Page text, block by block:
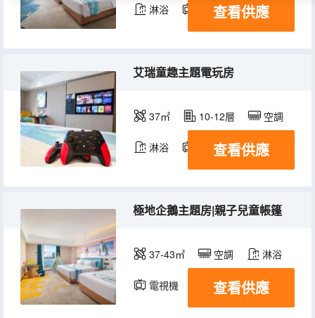
淋浴 電視機 冰箱
查看供應
艾瑞童趣主題電玩房
37㎡ 10-12層 空調
淋浴 電視機 冰箱
查看供應
極地企鵝主題房|親子兒童帳篷
37-43㎡ 空調 淋浴
電視機 查看供應